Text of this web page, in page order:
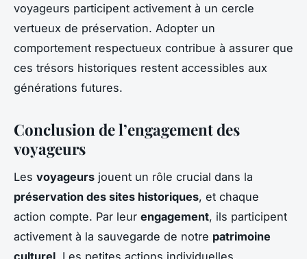
voyageurs participent activement à un cercle
vertueux de préservation. Adopter un
comportement respectueux contribue à assurer que
ces trésors historiques restent accessibles aux
générations futures.
Conclusion de l’engagement des
voyageurs
Les voyageurs jouent un rôle crucial dans la
préservation des sites historiques, et chaque
action compte. Par leur engagement, ils participent
activement à la sauvegarde de notre patrimoine
culturel. Les petites actions individuelles,